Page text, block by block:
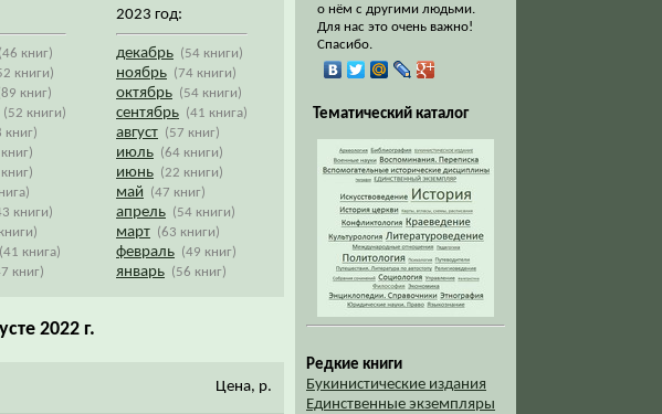
(46 книг)
книги)
книг)
(52 книги)
книг)
книги)
(41 книга)
книг)
2023 год:
декабрь (54 книги)
ноябрь (74 книги)
октябрь (54 книги)
сентябрь (41 книга)
август (57 книг)
июль (64 книги)
июнь (22 книги)
май (47 книг)
апрель (54 книги)
март (63 книги)
февраль (49 книг)
январь (56 книг)
2022 г.
Цена, р.
о нём с другими людьми.
Для нас это очень важно!
Спасибо.
Тематический каталог
Редкие книги
Букинистические издания
Единственные экземпляры